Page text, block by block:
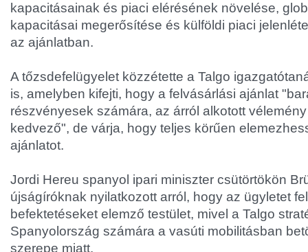
kapacitásainak és piaci elérésének növelése,
kapacitásai megerősítése és külföldi piaci
az ajánlatban.
A tőzsdefelügyelet közzétette a Talgo
is, amelyben kifejti, hogy a felvásárlási ajánlat
részvényesek számára, az árról alkotott
kedvező", de várja, hogy teljes körűen
ajánlatot.
Jordi Hereu spanyol ipari miniszter csütörtökön
újságíróknak nyilatkozott arról, hogy az ügyletet
befektetéseket elemző testület, mivel a Talgo
Spanyolország számára a vasúti mobilitásban
szerepe miatt.